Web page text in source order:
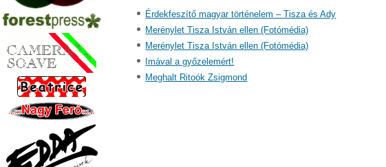
Érdekfeszítő magyar történelem – Tisza és Ady
Merénylet Tisza István ellen (Fotómédia)
Merénylet Tisza István ellen (Fotómédia)
Imával a győzelemért!
Meghalt Ritoók Zsigmond